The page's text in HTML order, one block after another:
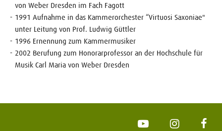
von Weber Dresden im Fach Fagott
1991 Aufnahme in das Kammerorchester “Virtuosi Saxoniae"
unter Leitung von Prof. Ludwig Güttler
1996 Ernennung zum Kammermusiker
2002 Berufung zum Honorarprofessor an der Hochschule für
Musik Carl Maria von Weber Dresden
YouTube Instagram